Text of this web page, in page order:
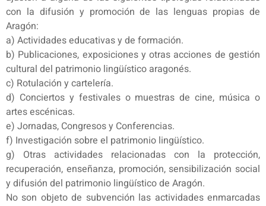
con la difusión y promoción de las lenguas propias de
Aragón:
a) Actividades educativas y de formación.
b) Publicaciones, exposiciones y otras acciones de gestión
cultural del patrimonio lingüístico aragonés.
c) Rotulación y cartelería.
d) Conciertos y festivales o muestras de cine, música o
artes escénicas.
e) Jornadas, Congresos y Conferencias.
f) Investigación sobre el patrimonio lingüístico.
g) Otras actividades relacionadas con la protección,
recuperación, enseñanza, promoción, sensibilización social
y difusión del patrimonio lingüístico de Aragón.
No son objeto de subvención las actividades enmarcadas